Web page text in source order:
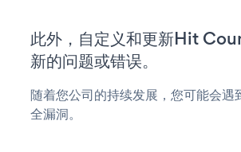
此外，自定义和更新Hit
新的问题或错误。
随着您公司的持续发展，您可能会
全漏洞。